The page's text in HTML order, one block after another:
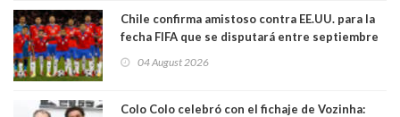
Chile confirma amistoso contra EE.UU. para la
fecha FIFA que se disputará entre septiembre
04 August 2026
Colo Colo celebró con el fichaje de Vozinha: